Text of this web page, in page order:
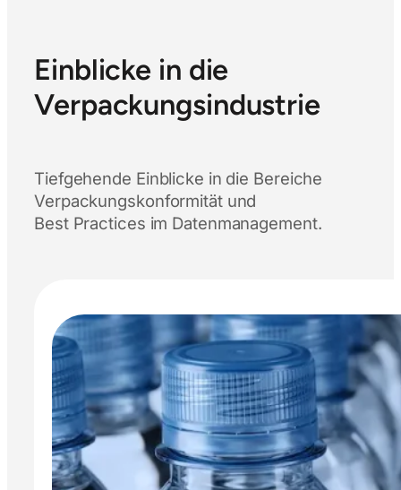
Einblicke in die
Verpackungsindustrie
Tiefgehende Einblicke in die Bereiche
Verpackungskonformität und
Best Practices im Datenmanagement.